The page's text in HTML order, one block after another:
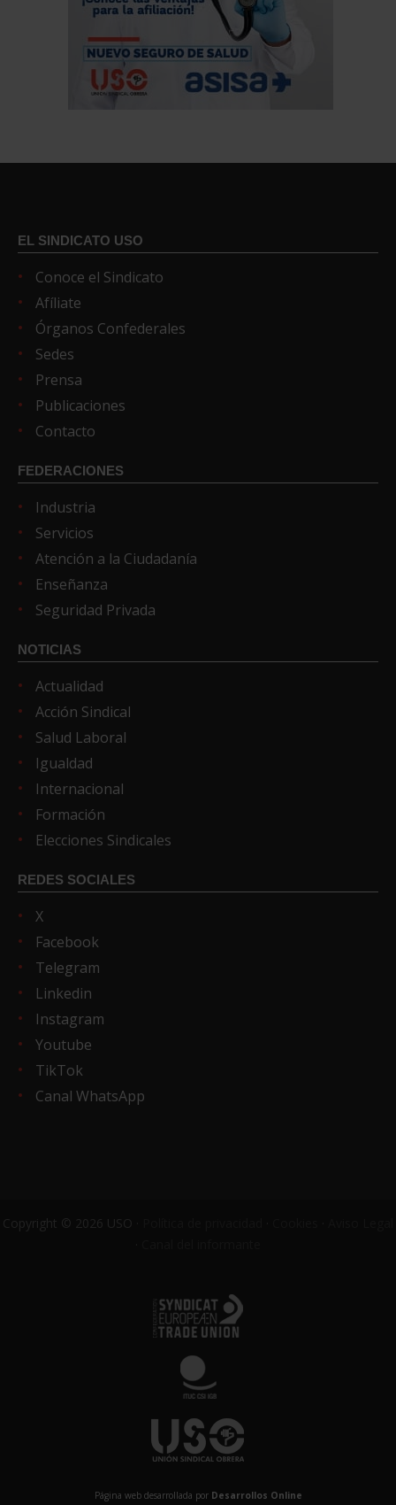
EL SINDICATO USO
Conoce el Sindicato
Afíliate
Órganos Confederales
Sedes
Prensa
Publicaciones
Contacto
FEDERACIONES
Industria
Servicios
Atención a la Ciudadanía
Enseñanza
Seguridad Privada
NOTICIAS
Actualidad
Acción Sindical
Salud Laboral
Igualdad
Internacional
Formación
Elecciones Sindicales
REDES SOCIALES
X
Facebook
Telegram
Linkedin
Instagram
Youtube
TikTok
Canal WhatsApp
Copyright © 2026 USO ·
Página web desarrollada por Desarrollos Online